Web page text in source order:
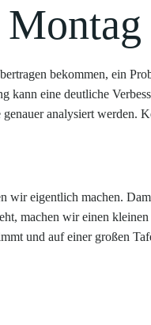
bekommen, ein
kann eine deutliche
analysiert werden.
wir eigentlich machen.
machen wir einen
und auf einer großen